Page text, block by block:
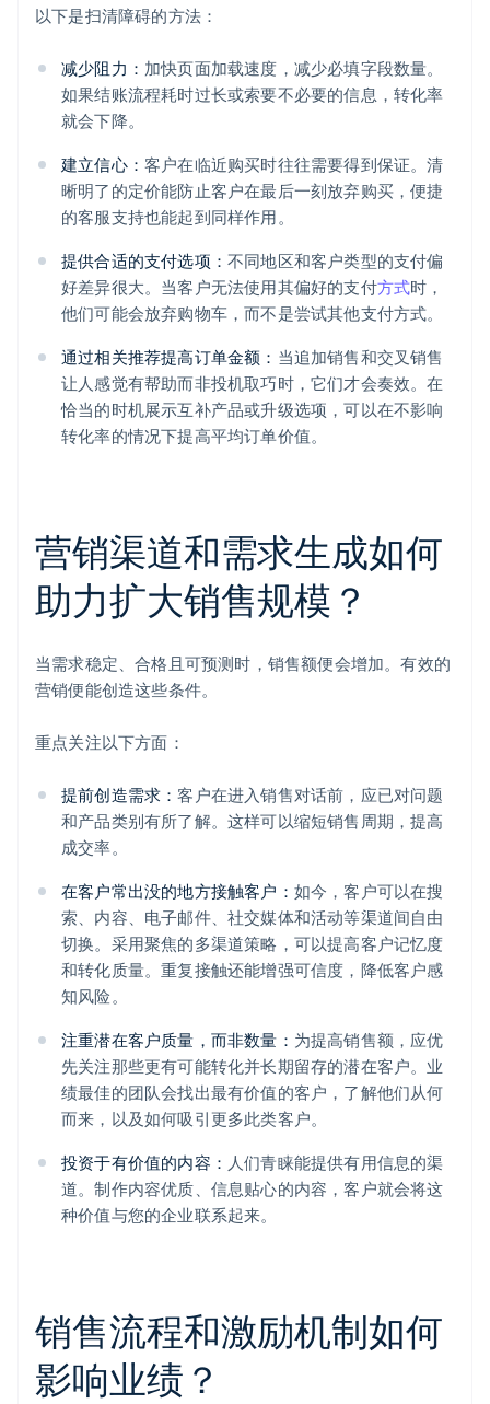
以下是扫清障碍的方法：
减少阻力： 加快页面加载速度，减少必填字段数量。
如果结账流程耗时过长或索要不必要的信息，转化率
就会下降。
建立信心： 客户在临近购买时往往需要得到保证。清
晰明了的定价能防止客户在最后一刻放弃购买，便捷
的客服支持也能起到同样作用。
提供合适的支付选项： 不同地区和客户类型的支付偏
好差异很大。当客户无法使用其偏好的支付方式时，
他们可能会放弃购物车，而不是尝试其他支付方式。
通过相关推荐提高订单金额： 当追加销售和交叉销售
让人感觉有帮助而非投机取巧时，它们才会奏效。在
恰当的时机展示互补产品或升级选项，可以在不影响
转化率的情况下提高平均订单价值。
营销渠道和需求生成如何
助力扩大销售规模？
当需求稳定、合格且可预测时，销售额便会增加。有效的
营销便能创造这些条件。
重点关注以下方面：
提前创造需求：客户在进入销售对话前，应已对问题
和产品类别有所了解。这样可以缩短销售周期，提高
成交率。
在客户常出没的地方接触客户： 如今，客户可以在搜
索、内容、电子邮件、社交媒体和活动等渠道间自由
切换。采用聚焦的多渠道策略，可以提高客户记忆度
和转化质量。重复接触还能增强可信度，降低客户感
知风险。
注重潜在客户质量，而非数量： 为提高销售额，应优
先关注那些更有可能转化并长期留存的潜在客户。业
绩最佳的团队会找出最有价值的客户，了解他们从何
而来，以及如何吸引更多此类客户。
投资于有价值的内容： 人们青睐能提供有用信息的渠
道。制作内容优质、信息贴心的内容，客户就会将这
种价值与您的企业联系起来。
销售流程和激励机制如何
影响业绩？